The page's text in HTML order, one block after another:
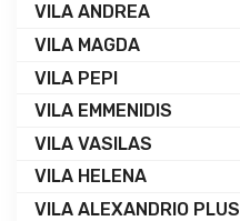
VILA ANDREA
VILA MAGDA
VILA PEPI
VILA EMMENIDIS
VILA VASILAS
VILA HELENA
VILA ALEXANDRIO PLUS